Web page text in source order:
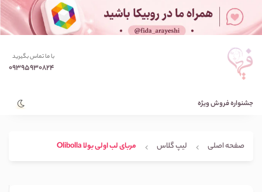
با ما تماس بگیرید
09395930824
جشنواره فروش ویژه
صفحه اصلی لیپ گلاس مربای لب اولی بولا Olibolla